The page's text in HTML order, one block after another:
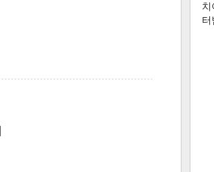
치
터